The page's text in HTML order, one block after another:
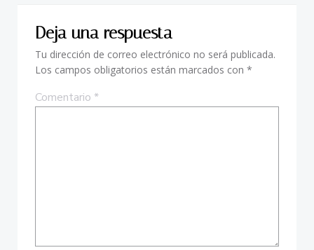
entradas entradas
Deja una respuesta
Tu dirección de correo electrónico no será publicada.
Los campos obligatorios están marcados con *
Comentario *